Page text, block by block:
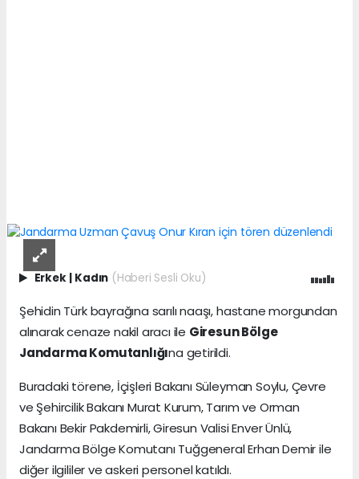
Erkek | Kadın (Haberi Sesli Oku)
Şehidin Türk bayrağına sarılı naaşı, hastane morgundan
alınarak cenaze nakil aracı ile Giresun Bölge
Jandarma Komutanlığına getirildi.
Buradaki törene, İçişleri Bakanı Süleyman Soylu, Çevre
ve Şehircilik Bakanı Murat Kurum, Tarım ve Orman
Bakanı Bekir Pakdemirli, Giresun Valisi Enver Ünlü,
Jandarma Bölge Komutanı Tuğgeneral Erhan Demir ile
diğer ilgililer ve askeri personel katıldı.